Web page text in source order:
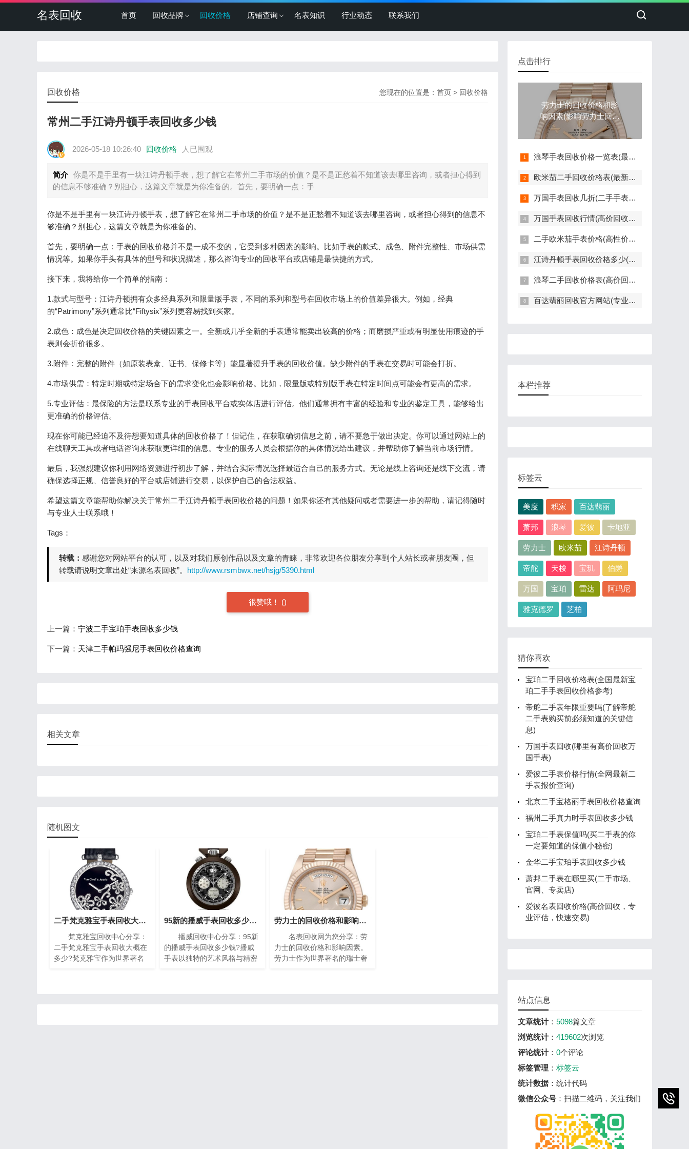
名表回收 首页 回收品牌 回收价格 店铺查询 名表知识 行业动态 联系我们
您现在的位置是： 首页 > 回收价格
回收价格
常州二手江诗丹顿手表回收多少钱
2026-05-18 10:26:40 回收价格 人已围观
简介 你是不是手里有一块江诗丹顿手表，想了解它在常州二手市场的价值？是不是正愁着不知道该去哪里咨询，或者担心得到
的信息不够准确？别担心，这篇文章就是为你准备的。首先，要明确一点：手
你是不是手里有一块江诗丹顿手表，想了解它在常州二手市场的价值？是不是正愁着不知道该去哪里咨询，或者担心得到的信息不
够准确？别担心，这篇文章就是为你准备的。
首先，要明确一点：手表的回收价格并不是一成不变的，它受到多种因素的影响。比如手表的款式、成色、附件完整性、市场供需
情况等。如果你手头有具体的型号和状况描述，那么咨询专业的回收平台或店铺是最快捷的方式。
接下来，我将给你一个简单的指南：
1.款式与型号：江诗丹顿拥有众多经典系列和限量版手表，不同的系列和型号在回收市场上的价值差异很大。例如，经典
的“Patrimony”系列通常比“Fiftysix”系列更容易找到买家。
2.成色：成色是决定回收价格的关键因素之一。全新或几乎全新的手表通常能卖出较高的价格；而磨损严重或有明显使用痕迹的手
表则会折价很多。
3.附件：完整的附件（如原装表盒、证书、保修卡等）能显著提升手表的回收价值。缺少附件的手表在交易时可能会打折。
4.市场供需：特定时期或特定场合下的需求变化也会影响价格。比如，限量版或特别版手表在特定时间点可能会有更高的需求。
5.专业评估：最保险的方法是联系专业的手表回收平台或实体店进行评估。他们通常拥有丰富的经验和专业的鉴定工具，能够给出
更准确的价格评估。
现在你可能已经迫不及待想要知道具体的回收价格了！但记住，在获取确切信息之前，请不要急于做出决定。你可以通过网站上的
在线聊天工具或者电话咨询来获取更详细的信息。专业的服务人员会根据你的具体情况给出建议，并帮助你了解当前市场行情。
最后，我强烈建议你利用网络资源进行初步了解，并结合实际情况选择最适合自己的服务方式。无论是线上咨询还是线下交流，请
确保选择正规、信誉良好的平台或店铺进行交易，以保护自己的合法权益。
希望这篇文章能帮助你解决关于常州二手江诗丹顿手表回收价格的问题！如果你还有其他疑问或者需要进一步的帮助，请记得随时
与专业人士联系哦！
Tags：
转载： 感谢您对网站平台的认可，以及对我们原创作品以及文章的青睐，非常欢迎各位朋友分享到个人站长或者朋友圈，但
转载请说明文章出处“来源名表回收”。 http://www.rsmbwx.net/hsjg/5390.html
很赞哦！ ()
上一篇： 宁波二手宝珀手表回收多少钱
下一篇： 天津二手帕玛强尼手表回收价格查询
相关文章
随机图文
二手梵克雅宝手表回收大概在多少?(梵克雅宝高价回收指南)
梵克雅宝回收中心分享：
二手梵克雅宝手表回收大概在
多少?梵克雅宝作为世界著名
95新的播威手表回收多少钱?(高价回收指南)
播威回收中心分享：95新
的播威手表回收多少钱?播威
手表以独特的艺术风格与精密
劳力士的回收价格和影响因素(影响劳力士回收价格的因素)
名表回收网为您分享：劳
力士的回收价格和影响因素。
劳力士作为世界著名的瑞士奢
点击排行
劳力士的回收价格和影
响因素(影响劳力士回收
价格的因素)
浪琴手表回收价格一览表(最新版)
欧米茄二手回收价格表(最新欧米茄手表回收价格参考)
万国手表回收几折(二手手表回收价格如何评估)
万国手表回收行情(高价回收指南)
二手欧米茄手表价格(高性价比的二手欧米茄手表推荐)
江诗丹顿手表回收价格多少(高价回收指南)
浪琴二手回收价格表(高价回收，快速评估，全面解读)
百达翡丽回收官方网站(专业回收服务，高价回收，轻松变现)
本栏推荐
标签云
美度 积家 百达翡丽
萧邦 浪琴 爱彼 卡地亚
劳力士 欧米茄 江诗丹顿
帝舵 天梭 宝玑 伯爵
万国 宝珀 雷达 阿玛尼
雅克德罗 芝柏
猜你喜欢
宝珀二手回收价格表(全国最新宝
珀二手手表回收价格参考)
帝舵二手表年限重要吗(了解帝舵
二手表购买前必须知道的关键信
息)
万国手表回收(哪里有高价回收万
国手表)
爱彼二手表价格行情(全网最新二
手表报价查询)
北京二手宝格丽手表回收价格查询
福州二手真力时手表回收多少钱
宝珀二手表保值吗(买二手表的你
一定要知道的保值小秘密)
金华二手宝珀手表回收多少钱
萧邦二手表在哪里买(二手市场、
官网、专卖店)
爱彼名表回收价格(高价回收，专
业评估，快速交易)
站点信息
文章统计： 5098篇文章
浏览统计： 419602次浏览
评论统计： 0个评论
标签管理 ： 标签云
统计数据 ：统计代码
微信公众号 ：扫描二维码，关注我们